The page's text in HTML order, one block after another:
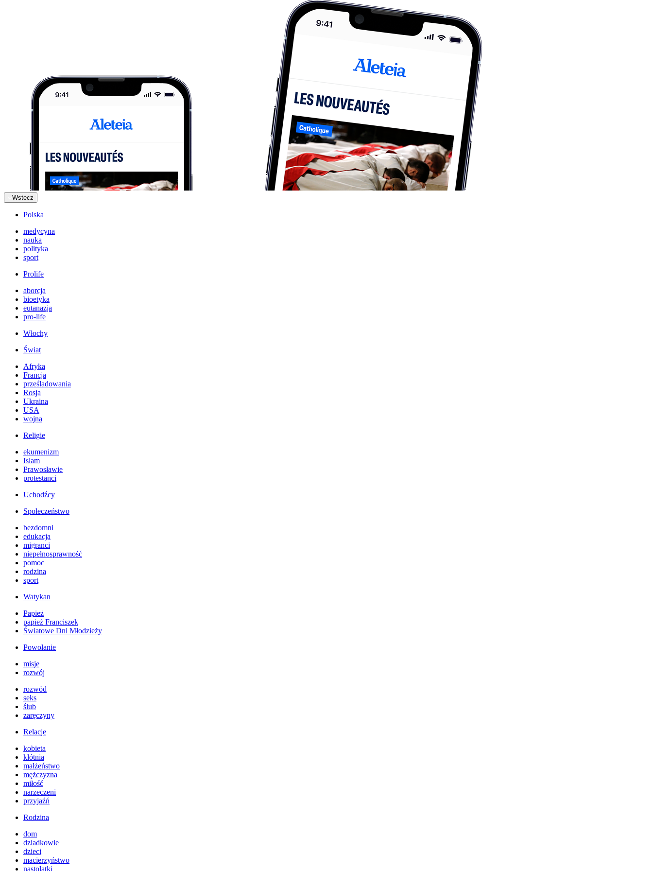
Wstecz
Polska
medycyna
nauka
polityka
sport
Prolife
aborcja
bioetyka
eutanazja
pro-life
Włochy
Świat
Afryka
Francja
prześladowania
Rosja
Ukraina
USA
wojna
Religie
ekumenizm
Islam
Prawosławie
protestanci
Uchodźcy
Społeczeństwo
bezdomni
edukacja
migranci
niepełnosprawność
pomoc
rodzina
sport
Watykan
Papież
papież Franciszek
Światowe Dni Młodzieży
Powołanie
misje
rozwój
rozwód
seks
ślub
zaręczyny
Relacje
kobieta
kłótnia
małżeństwo
mężczyzna
miłość
narzeczeni
przyjaźń
Rodzina
dom
dziadkowie
dzieci
macierzyństwo
nastolatki